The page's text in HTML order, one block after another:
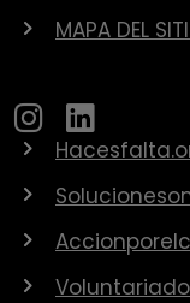
MAPA DEL